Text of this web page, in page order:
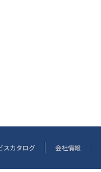
スカタログ 会社情報